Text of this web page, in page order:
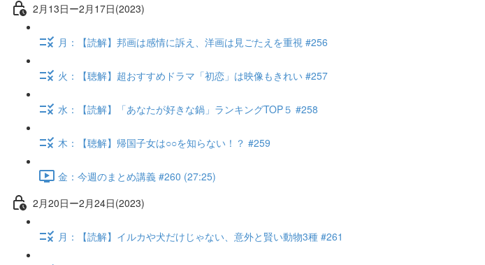
2月13日ー2月17日(2023)
月：【読解】邦画は感情に訴え、洋画は見ごたえを重視 #256
火：【聴解】超おすすめドラマ「初恋」は映像もきれい #257
水：【読解】「あなたが好きな鍋」ランキングTOP５ #258
木：【聴解】帰国子女は○○を知らない！？ #259
金：今週のまとめ講義 #260 (27:25)
2月20日ー2月24日(2023)
月：【読解】イルカや犬だけじゃない、意外と賢い動物3種 #261